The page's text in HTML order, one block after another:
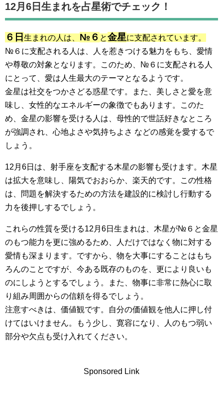
12月6日生まれを占星術でチェック！
６日 生まれの人は、 №６ と金星に支配されています。
№６に支配される人は、人を惹きつける魅力をもち、愛情
や尊敬の対象となります。このため、№６に支配される人
にとって、愛は人生最大のテーマとなるようです。
金星は社交をつかさどる惑星です。また、美しさと愛を意
味し、女性的なエネルギーの象徴でもあります。このた
め、金星の影響を受ける人は、母性的で世話好きなところ
が強調され、心地よさや気持ちよさ などの感覚を愛するで
しょう。
12月6日は、射手座を支配する木星の影響も受けます。木星
は拡大を意味し、陽気でおおらか、楽天的です。この性格
は、問題を解決するための方法を建設的に検討し行動する
力を後押しするでしょう。
これらの性質を受ける12月6日生まれは、木星が№６と金星
のもつ能力を更に強めるため、人だけではなく物に対する
愛情も深まります。ですから、物を大事にすることはもち
ろんのことですが、今ある既存のものを、更により良いも
のにしようとするでしょう。また、物事に非常に熱心に取
り組み周囲からの信頼を得るでしょう。
注意すべきは、価値観です。自分の価値観を他人に押し付
けてはいけません。もう少し、寛容になり、人のもつ弱い
部分や欠点も受け入れてください。
Sponsored Link